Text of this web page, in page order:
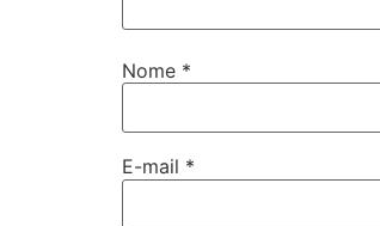
Nome *
E-mail *